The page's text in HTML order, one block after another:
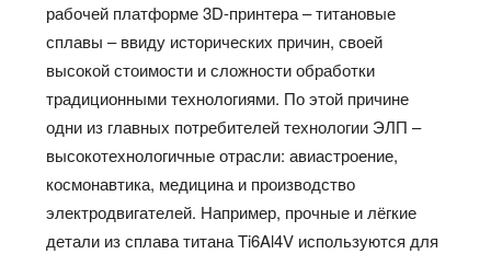
рабочей платформе 3D-принтера – титановые
сплавы – ввиду исторических причин, своей
высокой стоимости и сложности обработки
традиционными технологиями. По этой причине
одни из главных потребителей технологии ЭЛП –
высокотехнологичные отрасли: авиастроение,
космонавтика, медицина и производство
электродвигателей. Например, прочные и лёгкие
детали из сплава титана Ti6Al4V используются для